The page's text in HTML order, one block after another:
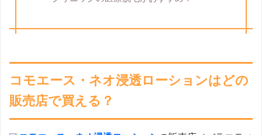
コモエース・ネオ浸透ローションはどの
販売店で買える？